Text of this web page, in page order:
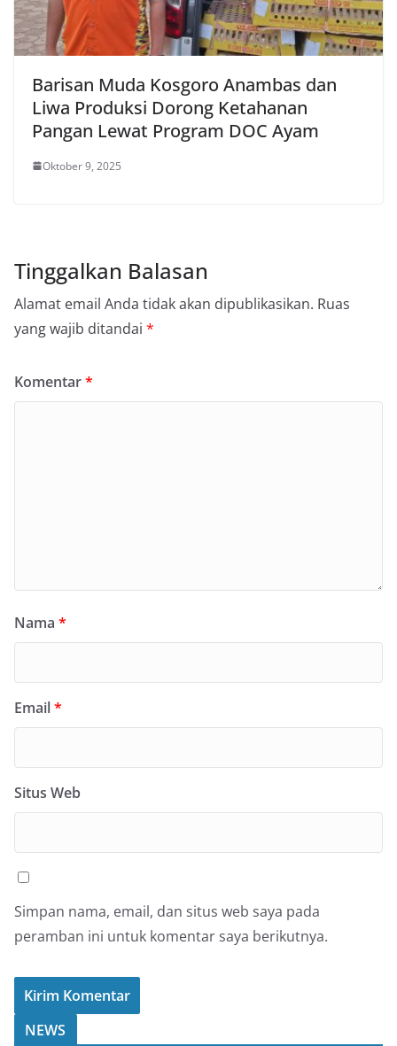
Barisan Muda Kosgoro Anambas dan
Liwa Produksi Dorong Ketahanan
Pangan Lewat Program DOC Ayam
Oktober 9, 2025
Tinggalkan Balasan
Alamat email Anda tidak akan dipublikasikan. Ruas
yang wajib ditandai *
Komentar*
Nama *
Email*
Situs Web
Simpan nama, email, dan situs web saya pada
peramban ini untuk komentar saya berikutnya.
NEWS